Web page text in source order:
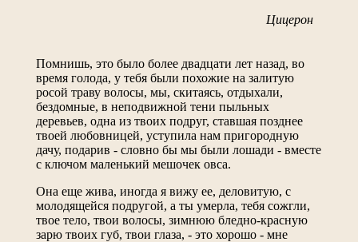
Цицерон
Помнишь, это было более двадцати лет назад, во
время голода, у тебя были похожие на залитую
росой траву волосы, мы, скитаясь, отдыхали,
бездомные, в неподвижной тени пыльных
деревьев, одна из твоих подруг, ставшая позднее
твоей любовницей, уступила нам пригородную
дачу, подарив - словно бы мы были лошади - вместе
с ключом маленький мешочек овса.
Она еще жива, иногда я вижу ее, деловитую, с
молодящейся подругой, а ты умерла, тебя сожгли,
твое тело, твои волосы, зимнюю бледно-красную
зарю твоих губ, твои глаза, - это хорошо - мне